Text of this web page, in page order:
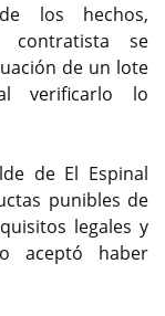
los hechos,
contratista se
de un lote
verificarlo lo
de El Espinal
punibles de
legales y
aceptó haber